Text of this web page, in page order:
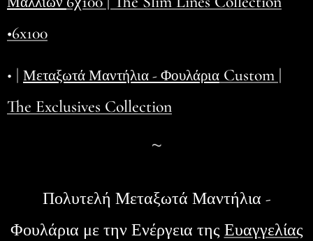
•6x100
• | Μεταξωτά Μαντήλια - Φουλάρια Custom |
The Exclusives Collection
~
Πολυτελή Μεταξωτά Μαντήλια -
Φουλάρια με την Ενέργεια της Ευαγγελίας